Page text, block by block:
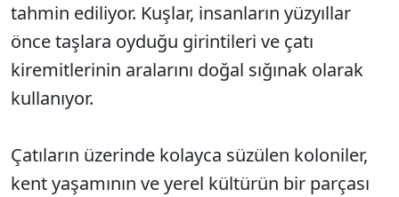
tahmin ediliyor. Kuşlar, insanların yüzyıllar
önce taşlara oyduğu girintileri ve çatı
kiremitlerinin aralarını doğal sığınak olarak
kullanıyor.
Çatıların üzerinde kolayca süzülen koloniler,
kent yaşamının ve yerel kültürün bir parçası